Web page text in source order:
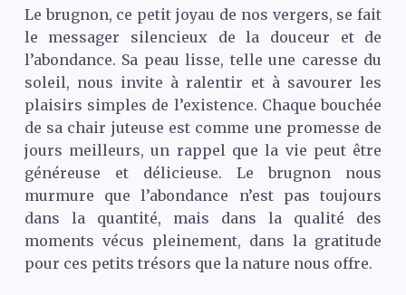
Le brugnon, ce petit joyau de nos vergers, se fait
le messager silencieux de la douceur et de
l’abondance. Sa peau lisse, telle une caresse du
soleil, nous invite à ralentir et à savourer les
plaisirs simples de l’existence. Chaque bouchée
de sa chair juteuse est comme une promesse de
jours meilleurs, un rappel que la vie peut être
généreuse et délicieuse. Le brugnon nous
murmure que l’abondance n’est pas toujours
dans la quantité, mais dans la qualité des
moments vécus pleinement, dans la gratitude
pour ces petits trésors que la nature nous offre.